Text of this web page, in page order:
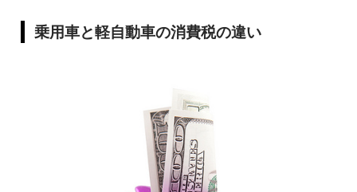
乗用車と軽自動車の消費税の違い